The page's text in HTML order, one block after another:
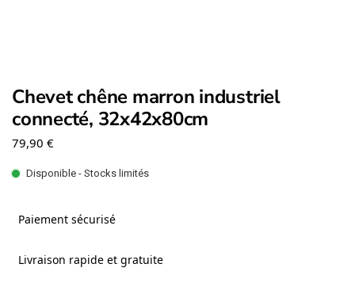
Chevet chêne marron industriel
connecté, 32x42x80cm
79,90 €
Disponible - Stocks limités
Paiement sécurisé
Livraison rapide et gratuite